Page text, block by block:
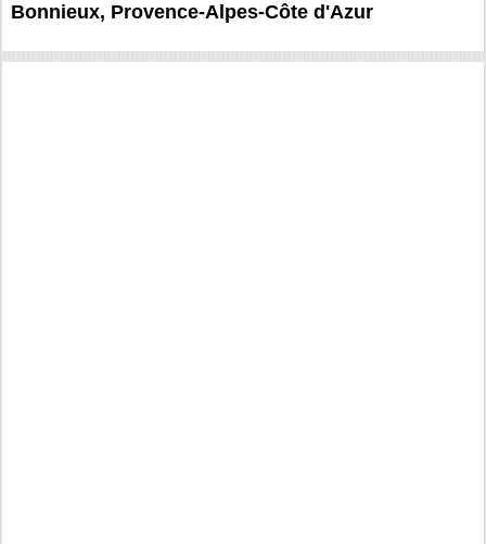
Bonnieux, Provence-Alpes-Côte d'Azur